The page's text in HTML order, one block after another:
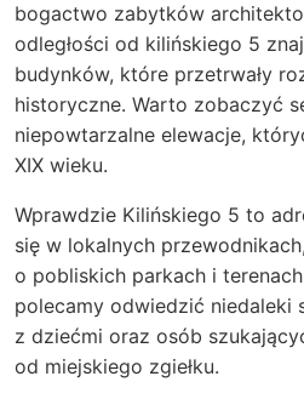
bogactwo zabytków
odległości od kilińskiego 5
budynków, które przetrwały
historyczne. Warto zobaczyć
niepowtarzalne elewacje,
XIX wieku.
Wprawdzie Kilińskiego 5 to
się w lokalnych
o pobliskich parkach i
polecamy odwiedzić niedaleki
z dziećmi oraz osób
od miejskiego zgiełku.